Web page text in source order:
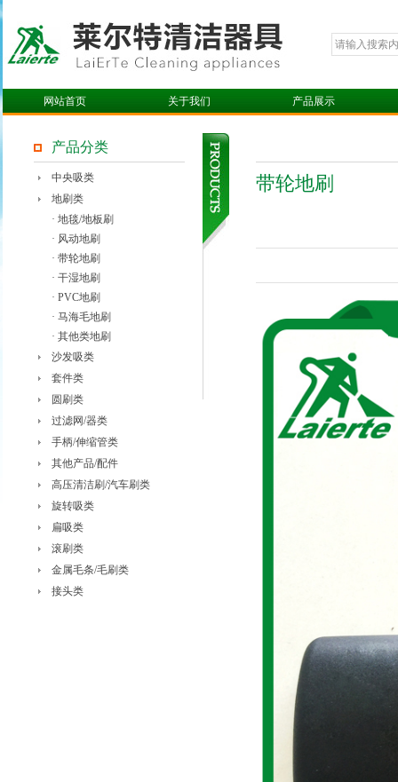
网站首页 关于我们 产品展示
产品分类
中央吸类
地刷类
· 地毯/地板刷
· 风动地刷
· 带轮地刷
· 干湿地刷
· PVC地刷
· 马海毛地刷
· 其他类地刷
沙发吸类
套件类
圆刷类
过滤网/器类
手柄/伸缩管类
其他产品/配件
高压清洁刷/汽车刷类
旋转吸类
扁吸类
滚刷类
金属毛条/毛刷类
接头类
带轮地刷